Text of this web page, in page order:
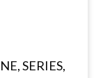
SERIES,